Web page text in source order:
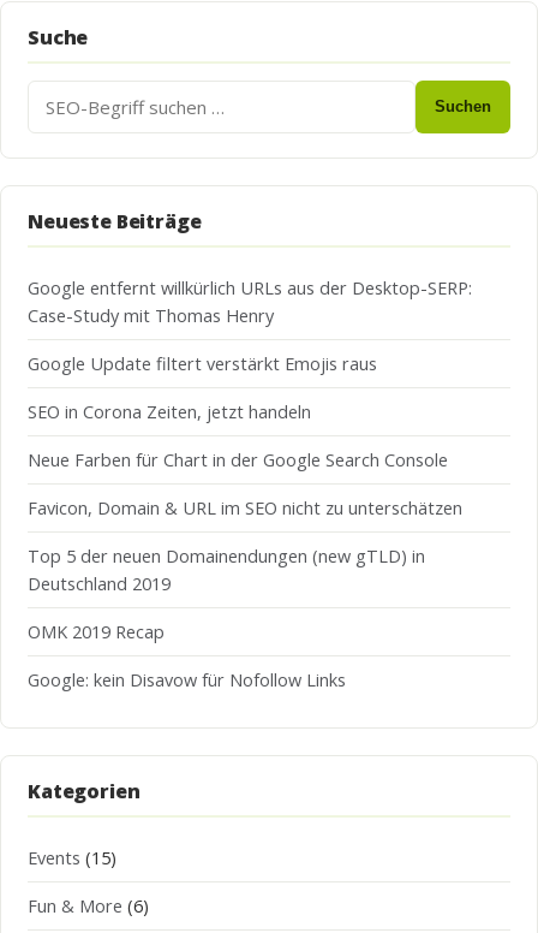
Suche
nach:
Suchen
Neueste Beiträge
Google entfernt willkürlich URLs aus der Desktop-SERP:
Case-Study mit Thomas Henry
Google Update filtert verstärkt Emojis raus
SEO in Corona Zeiten, jetzt handeln
Neue Farben für Chart in der Google Search Console
Favicon, Domain & URL im SEO nicht zu unterschätzen
Top 5 der neuen Domainendungen (new gTLD) in
Deutschland 2019
OMK 2019 Recap
Google: kein Disavow für Nofollow Links
Kategorien
Events (15)
Fun & More (6)